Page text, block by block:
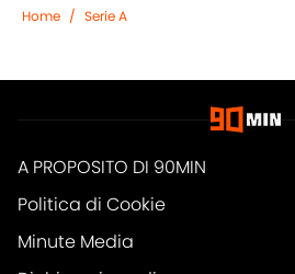
Politica di Cookie
Minute Media
Dichiarazione di
accessibilità
Cookies Settings